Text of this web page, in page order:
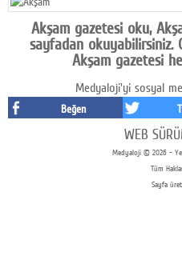
Medya
Reyting-tiraj
Teknoloji
Akşam gazetesi oku,
sayfadan okuyabilirsiniz.
Akşam gazetesi
Medyaloji'yi sosyal
Beğen
WEB
Medyaloji © 2026 -
Tüm
Sayfa